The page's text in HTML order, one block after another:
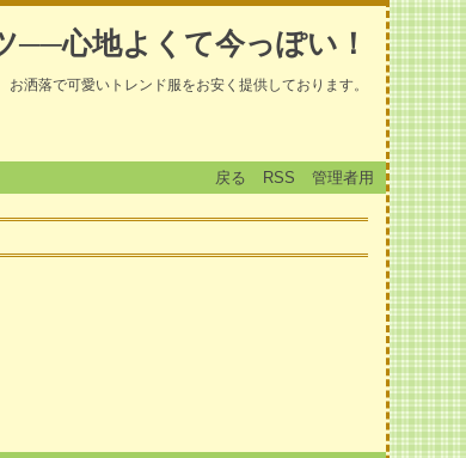
──心地よくて今っぽい！
お洒落で可愛いトレンド服をお安く提供しております。
戻る RSS 管理者用